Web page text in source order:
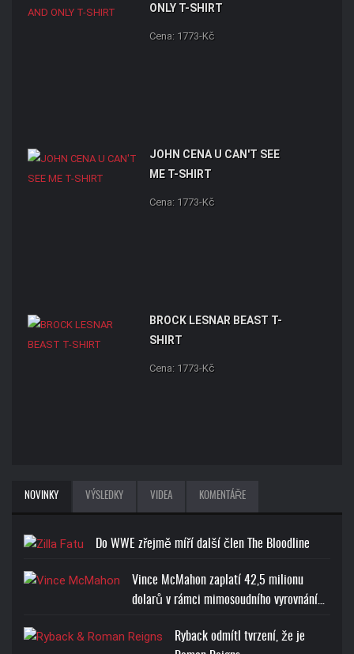
ONLY T-SHIRT
Cena: 1773-Kč
JOHN CENA U CAN'T SEE
ME T-SHIRT
Cena: 1773-Kč
BROCK LESNAR BEAST T-
SHIRT
Cena: 1773-Kč
NOVINKY VÝSLEDKY VIDEA KOMENTÁŘE
Do WWE zřejmě míří další člen The Bloodline
Vince McMahon zaplatí 42,5 milionu
dolarů v rámci mimosoudního vyrovnání…
Ryback odmítl tvrzení, že je